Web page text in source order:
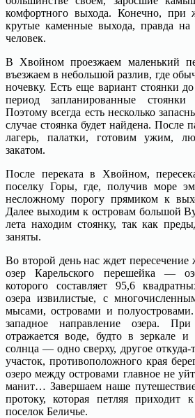
комфортного выхода. Конечно, при
крутые каменные выхода, правда на
человек.
В Хвойном проезжаем маленький
въезжаем в небольшой разлив, где
ночевку. Есть еще вариант стоянки
период запланированные
Поэтому всегда есть несколько
случае стоянка будет найдена. После
лагерь, палатки, готовим ужим,
закатом.
После переката в Хвойном,
поселку Горы, где, получив море
несложному порогу прямиком к
Далее выходим к островам большой
лета находим стоянку, так как
заняты.
Во второй день нас ждет
озер Карельского перешейка —
которого составляет 95,6
озера извилистые, с
мысами, островами и
западное направление озера.
отражается воде, будто в зеркале и
солнца — одно сверху, другое откуда-
участок, противоположного края
озеро между островами главное не
манит… Завершаем наше
протоку, которая петляя
поселок Беличье.